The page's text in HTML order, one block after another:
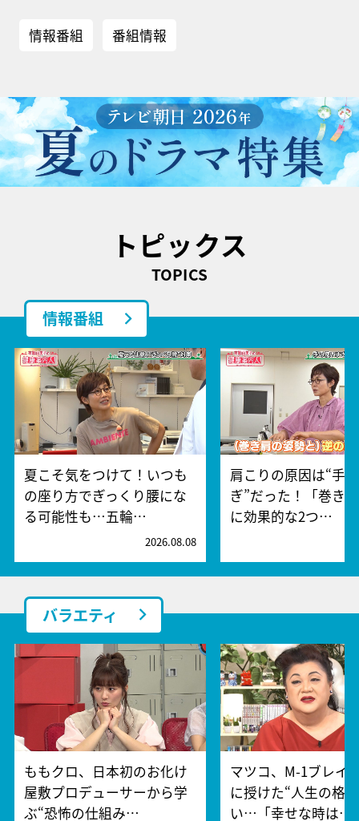
情報番組 番組情報
トピックス
TOPICS
情報番組
夏こそ気をつけて！いつも
の座り方でぎっくり腰にな
る可能性も…五輪…
2026.08.08
肩こりの原因は“手
ぎ”だった！「巻き
に効果的な2つ…
バラエティ
ももクロ、日本初のお化け
屋敷プロデューサーから学
ぶ“恐怖の仕組み…
マツコ、M-1ブレイ
に授けた“人生の格
い…「幸せな時は…